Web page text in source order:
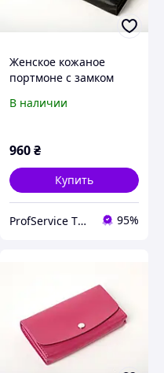
Женское кожаное
портмоне с замком
клатч
В наличии
960₴
Купить
ProfService ТОВ "Профессиональный сервис" 95%